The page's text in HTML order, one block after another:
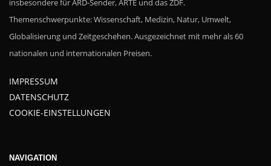
insbesondere für ARD-Sender, ARTE und das ZDF.
Themenschwerpunkte: Wissenschaft, Medizin, Natur, Umwelt,
Globalisierung und Zeitgeschehen. Ausgezeichnet mit mehr als 60
nationalen und internationalen Preisen.
IMPRESSUM
DATENSCHUTZ
COOKIE-EINSTELLUNGEN
NAVIGATION